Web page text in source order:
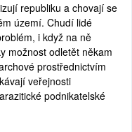
republiku a chovají se
území. Chudí lidé
i když na ně
možnost odletět někam
prostřednictvím
veřejnosti
podnikatelské